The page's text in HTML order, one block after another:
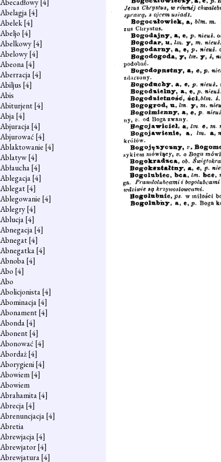
Abecadłowy[4]
Abelagja[4]
Abelek[4]
Abeljo [4]
Abelkowy[4]
Abelowy[4]
Abeona[4]
Aberracja[4]
Abiljus [4]
Abis
Abiturjent[4]
Abja[4]
Abjuracja[4]
Abjurować [4]
Ablaktowanie [4]
Ablatyw[4]
Abłaucha[4]
Ablegacja[4]
Ablegat[4]
Ablegowanie [4]
Ablegry[4]
Ablucja[4]
Abnegacja[4]
Abnegat[4]
Abnegatka[4]
Abnoba[4]
Abo [4]
Abo
Abolicjonista[4]
Abominacja[4]
Abonament[4]
Abonda[4]
Abonent[4]
Abonować [4]
Abordaż[4]
Aborygieni[4]
Abowiem[4]
Abowiem
Abrahamita[4]
Abrecja[4]
Abrenuncjacja[4]
Abretia
Abrewjacja[4]
Abrewjator[4]
Abrewjatura[4]